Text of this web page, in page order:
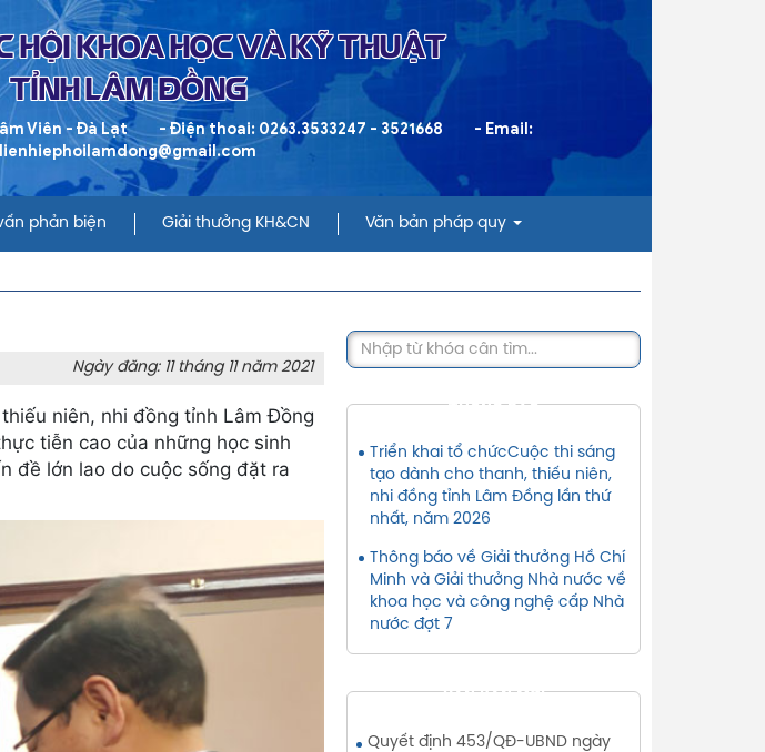
HỘI KHOA HỌC VÀ KỸ THUẬT
TỈNH LÂM ĐỒNG
Viên - Đà Lạt - Điện thoai: 0263.3533247 - 3521668
- Email:
lienhiephoilamdong@gmail.com
phản biện Giải thưởng KH&CN Văn bản pháp quy
Ngày đăng: 11 tháng 11 năm 2021
niên, nhi đồng tỉnh Lâm Đồng
tiễn cao của những học sinh
đề lớn lao do cuộc sống đặt ra
THÔNG BÁO
Triển khai tổ chứcCuộc thi sáng
tạo dành cho thanh, thiếu niên,
nhi đồng tỉnh Lâm Đồng lần thứ
nhất, năm 2026
Thông báo về Giải thưởng Hồ Chí
Minh và Giải thưởng Nhà nước về
khoa học và công nghệ cấp Nhà
nước đợt 7
VĂN BẢN MỚI
Quyết định 453/QĐ-UBND ngày